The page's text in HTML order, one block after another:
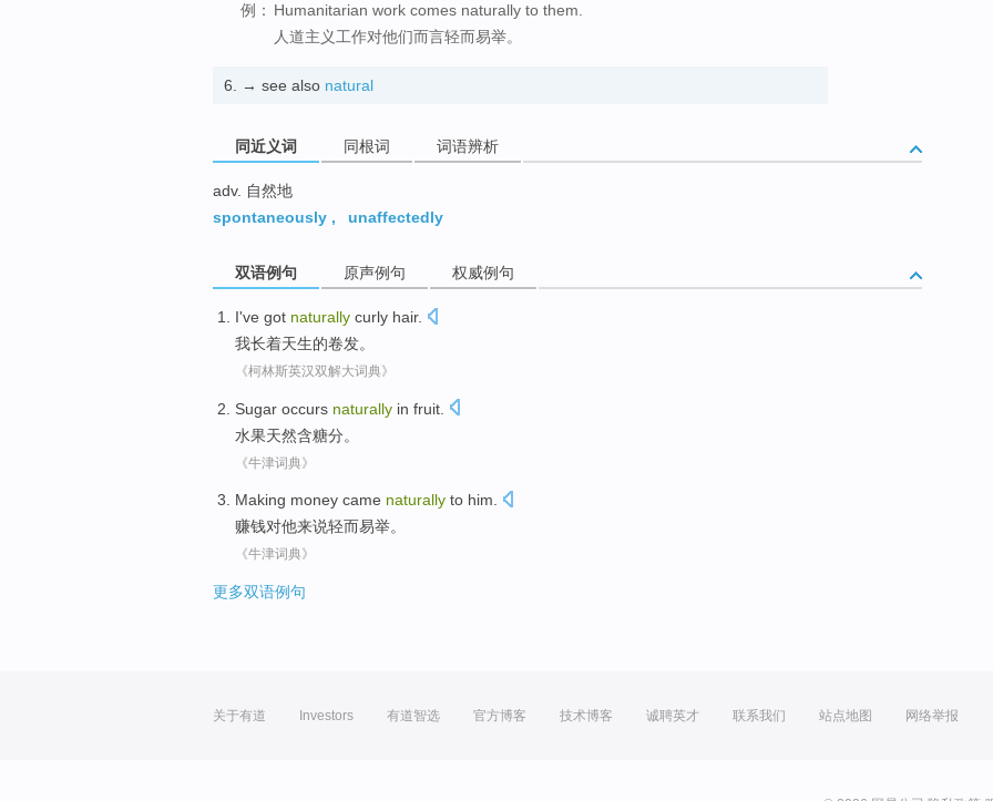
例： Humanitarian work comes naturally to them.
人道主义工作对他们而言轻而易举。
6. → see also natural
同近义词 同根词 词语辨析
adv. 自然地
spontaneously , unaffectedly
双语例句 原声例句 权威例句
I've got naturally curly hair.
我长着天生的卷发。
《柯林斯英汉双解大词典》
Sugar occurs naturally in fruit
水果天然含糖分。
《牛津词典》
Making money came naturally to him.
赚钱对他来说轻而易举。
《牛津词典》
更多双语例句
关于有道 Investors 有道智选 官方博客 技术博客 诚聘英才 联系我们 站点地图 网络举报